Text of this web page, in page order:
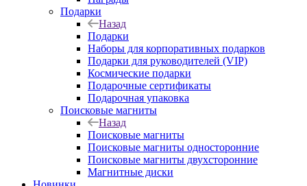
Подарки
Назад
Подарки
Наборы для корпоративных подарков
Подарки для руководителей (VIP)
Космические подарки
Подарочные сертификаты
Подарочная упаковка
Поисковые магниты
Назад
Поисковые магниты
Поисковые магниты односторонние
Поисковые магниты двухсторонние
Магнитные диски